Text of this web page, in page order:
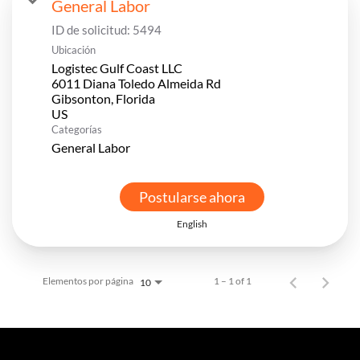
General Labor
ID de solicitud: 5494
Ubicación
Logistec Gulf Coast LLC
6011 Diana Toledo Almeida Rd
Gibsonton, Florida
Categorías
General Labor
Postularse ahora
English
Elementos por página 10 1 – 1 of 1